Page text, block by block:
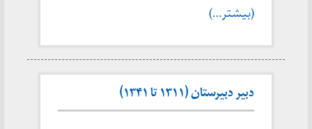
(بیشتر…)
دبیر دبیرستان (۱۳۱۱ تا ۱۳۴۱)